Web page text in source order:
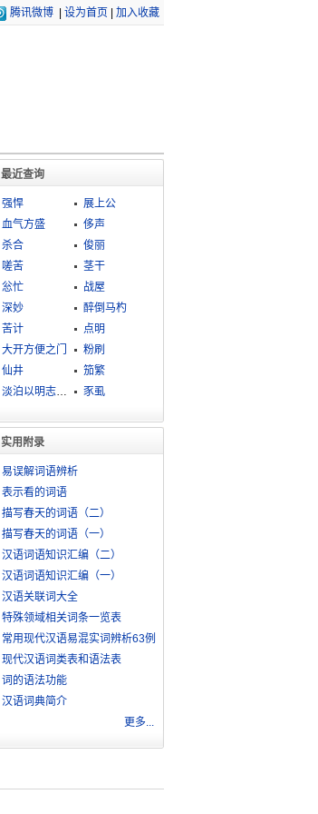
腾讯微博 设为首页 加入收藏
最近查询
强悍
展上公
血气方盛
侈声
杀合
俊丽
嗟苦
茎干
忩忙
战屋
深妙
醉倒马杓
苦计
点明
大开方便之门
粉刷
仙井
笳繁
淡泊以明志，宁静以致远
豕虱
实用附录
易误解词语辨析
表示看的词语
描写春天的词语（二）
描写春天的词语（一）
汉语词语知识汇编（二）
汉语词语知识汇编（一）
汉语关联词大全
特殊领域相关词条一览表
常用现代汉语易混实词辨析63例
现代汉语词类表和语法表
词的语法功能
汉语词典简介
更多...